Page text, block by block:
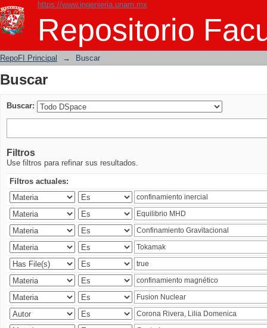
https://www.ingenieria.unam.mx
Repositorio
Buscar
RepoFI Principal → Buscar
Buscar
Buscar:
Filtros
Use filtros para refinar sus resultados.
Filtros actuales: